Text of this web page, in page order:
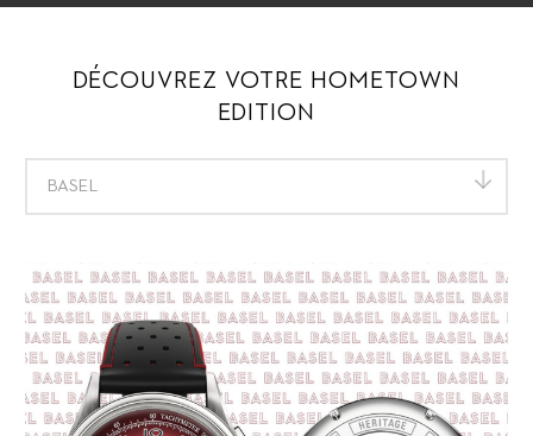
DÉCOUVREZ VOTRE HOMETOWN
EDITION
BASEL